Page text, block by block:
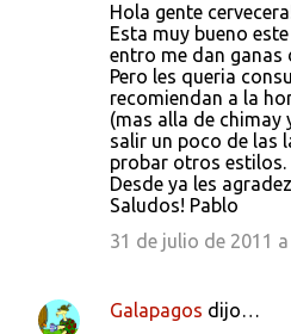
Hola gente
Esta muy bueno
entro me dan ganas
Pero les queria
recomiendan a la
(mas alla de chimay
salir un poco de las
probar otros estilos.
Desde ya les
Saludos! Pablo
31 de julio de 2011 a
Galapagos dijo…